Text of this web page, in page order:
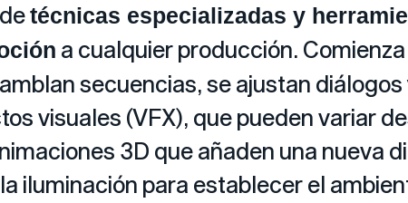
técnicas especializadas y
a cualquier producción.
secuencias, se ajustan
visuales (VFX), que pueden variar
3D que añaden una nueva
iluminación para establecer el